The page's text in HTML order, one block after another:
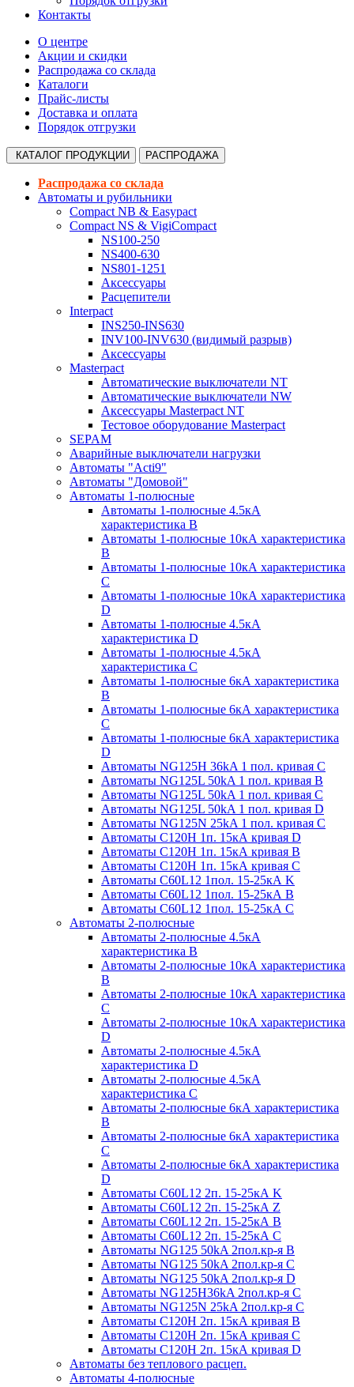
Контакты
О центре
Акции и скидки
Распродажа со склада
Каталоги
Прайс-листы
Доставка и оплата
Порядок отгрузки
КАТАЛОГ ПРОДУКЦИИ РАСПРОДАЖА
Распродажа со склада
Автоматы и рубильники
Compact NB & Easypact
Compact NS & VigiCompact
NS100-250
NS400-630
NS801-1251
Аксессуары
Расцепители
Interpact
INS250-INS630
INV100-INV630 (видимый разрыв)
Аксессуары
Masterpact
Автоматические выключатели NT
Автоматические выключатели NW
Аксессуары Masterpact NT
Тестовое оборудование Masterpact
SEPAM
Аварийные выключатели нагрузки
Автоматы "Acti9"
Автоматы "Домовой"
Автоматы 1-полюсные
Автоматы 1-полюсные 4.5кА
характеристика В
Автоматы 1-полюсные 10кА характеристика
B
Автоматы 1-полюсные 10кА характеристика
C
Автоматы 1-полюсные 10кА характеристика
D
Автоматы 1-полюсные 4.5кА
характеристика D
Автоматы 1-полюсные 4.5кА
характеристика С
Автоматы 1-полюсные 6кА характеристика
B
Автоматы 1-полюсные 6кА характеристика
C
Автоматы 1-полюсные 6кА характеристика
D
Автоматы NG125H 36kA 1 пол. кривая C
Автоматы NG125L 50kA 1 пол. кривая B
Автоматы NG125L 50kA 1 пол. кривая C
Автоматы NG125L 50kA 1 пол. кривая D
Автоматы NG125N 25kA 1 пол. кривая C
Автоматы С120H 1п. 15кА кривая D
Автоматы С120H 1п. 15кА кривая В
Автоматы С120H 1п. 15кА кривая С
Автоматы С60L12 1пол. 15-25кА K
Автоматы С60L12 1пол. 15-25кА В
Автоматы С60L12 1пол. 15-25кА С
Автоматы 2-полюсные
Автоматы 2-полюсные 4.5кА
характеристика В
Автоматы 2-полюсные 10кА характеристика
B
Автоматы 2-полюсные 10кА характеристика
C
Автоматы 2-полюсные 10кА характеристика
D
Автоматы 2-полюсные 4.5кА
характеристика D
Автоматы 2-полюсные 4.5кА
характеристика С
Автоматы 2-полюсные 6кА характеристика
B
Автоматы 2-полюсные 6кА характеристика
C
Автоматы 2-полюсные 6кА характеристика
D
Автоматы C60L12 2п. 15-25кА K
Автоматы C60L12 2п. 15-25кА Z
Автоматы C60L12 2п. 15-25кА B
Автоматы C60L12 2п. 15-25кА C
Автоматы NG125 50kA 2пол.кр-я B
Автоматы NG125 50kA 2пол.кр-я C
Автоматы NG125 50kA 2пол.кр-я D
Автоматы NG125H36kA 2пол.кр-я C
Автоматы NG125N 25kA 2пол.кр-я C
Автоматы С120H 2п. 15кА кривая B
Автоматы С120H 2п. 15кА кривая C
Автоматы С120H 2п. 15кА кривая D
Автоматы без теплового расцеп.
Автоматы 4-полюсные